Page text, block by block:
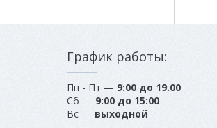
График работы:
Пн - Пт — 9:00 до 19.00
Сб — 9:00 до 15:00
Вс — выходной